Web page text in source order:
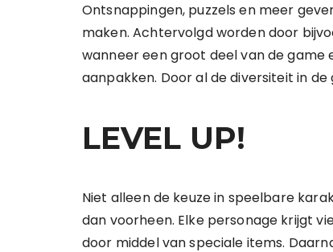
Ontsnappingen, puzzels en meer
maken. Achtervolgd worden door
wanneer een groot deel van de
aanpakken. Door al de diversiteit in
LEVEL UP!
Niet alleen de keuze in speelbare
dan voorheen. Elke personage krijgt
door middel van speciale items.